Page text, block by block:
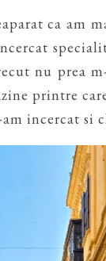
ca am
nu prea
printre
incercat si